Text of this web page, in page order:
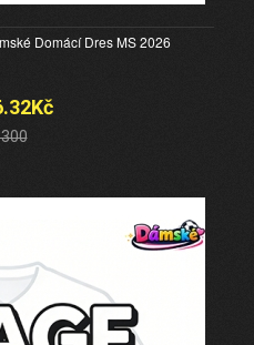
Domácí Dres MS 2026